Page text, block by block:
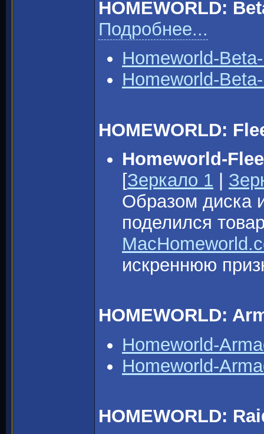
HOMEWORLD:
Подробнее...
Homeworld-
Homeworld-
HOMEWORLD:
Homeworld-
[Зеркало 1
Образом диска
поделился
искреннюю
HOMEWORLD:
Homeworld-
Homeworld-
HOMEWORLD: